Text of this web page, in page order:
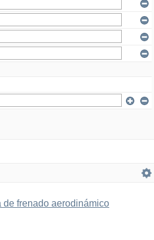
de frenado aerodinámico